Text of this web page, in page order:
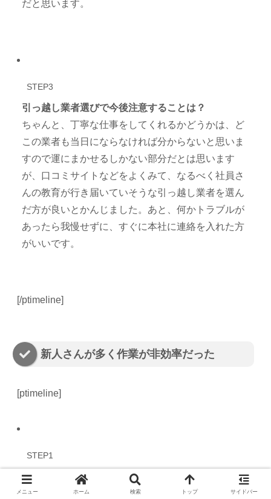
だと思います。
STEP3
引っ越し業者選びで今後注意することは？
ちゃんと、丁寧な仕事をしてくれるかどうかは、ど
この業者も当日にならなければ分からないと思いま
すので運にまかせるしかない部分だとは思います
が、口コミサイトなどをよくみて、なるべく社員さ
んの教育が行き届いていそうな引っ越し業者を選ん
だ方が良いとかんじました。あと、何かトラブルが
あったら我慢せずに、すぐに本社に連絡を入れた方
がいいです。
[/ptimeline]
新人さんが多く作業が非効率だった
[ptimeline]
STEP1
どこの引っ越し業者を利用しましたか？
アーク引越しセンター
メニュー ホーム 検索 トップ サイドバー